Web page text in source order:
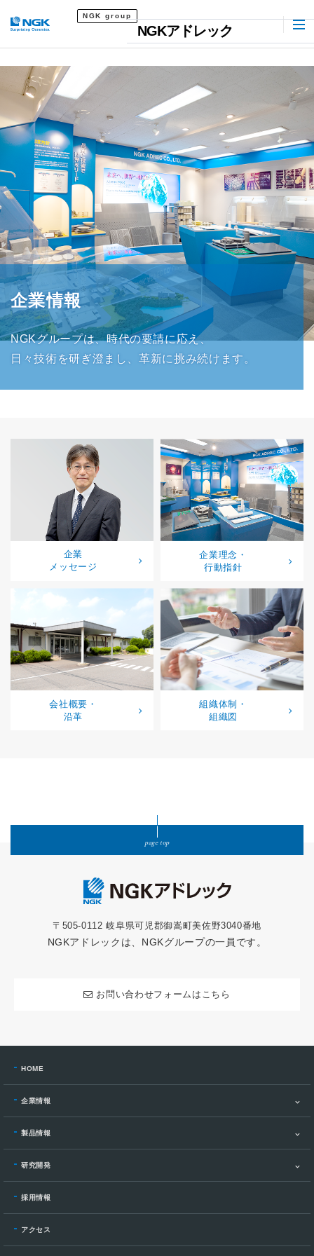
NGKアドレック
NGK group
企業情報
NGKグループは、時代の要請に応え、
日々技術を研ぎ澄まし、革新に挑み続けます。
企業
メッセージ
企業理念・
行動指針
会社概要・
沿革
組織体制・
組織図
page top
〒505-0112 岐阜県可児郡御嵩町美佐野3040番地
NGKアドレックは、NGKグループの一員です。
お問い合わせフォームはこちら
HOME
企業情報
製品情報
研究開発
採用情報
アクセス